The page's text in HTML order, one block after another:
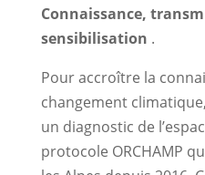
Connaissance,
sensibilisation .
Pour accroître la
changement
un diagnostic de
protocole ORCHAMP